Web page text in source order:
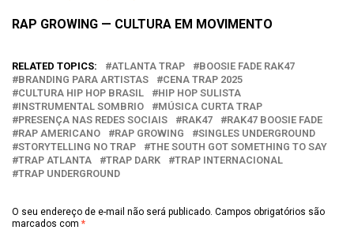
RAP GROWING — CULTURA EM MOVIMENTO
RELATED TOPICS: ATLANTA TRAP
BOOSIE FADE RAK47
BRANDING PARA ARTISTAS
CENA TRAP 2025
CULTURA HIP HOP BRASIL
HIP HOP SULISTA
INSTRUMENTAL SOMBRIO
MÚSICA CURTA TRAP
PRESENÇA NAS REDES SOCIAIS
RAK47
RAK47 BOOSIE FADE
RAP AMERICANO
RAP GROWING
SINGLES UNDERGROUND
STORYTELLING NO TRAP
THE SOUTH GOT SOMETHING TO SAY
TRAP ATLANTA
TRAP DARK
TRAP INTERNACIONAL
TRAP UNDERGROUND
O seu endereço de e-mail não será publicado. Campos obrigatórios são
marcados com *